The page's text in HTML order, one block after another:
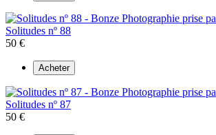
Solitudes nº 88
50 €
Acheter
Solitudes nº 87
50 €